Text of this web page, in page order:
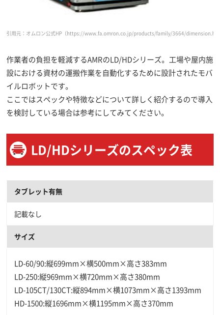
引用元：オムロン公式HP （https://www.fa.omron.co.jp/products/family/3664/
作業者の負担を軽減するAMRのLD/HDシリーズ。工場や屋内施
設における資材の運搬作業を自動化するために設計されたモバ
イルロボットです。
ここではスペックや特徴などについて詳しく紹介するので導入
を検討している場合は参考にしてみてください。
LD/HDシリーズのスペック表
タブレット有無
記載なし
サイズ
LD-60/90:縦699mm×横500mm×高さ383mm
LD-250:縦969mm×横720mm×高さ380mm
LD-105CT/130CT:縦894mm×横1073mm×高さ1393mm
HD-1500:縦1696mm×横1195mm×高さ370mm